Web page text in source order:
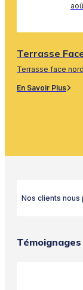
Terrasse
Terrasse face
En Savoir Plus
Nos clients